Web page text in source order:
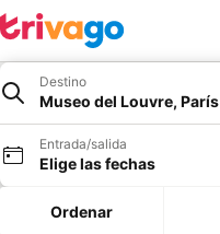
Destino
Museo del Louvre, París
Entrada/salida
Elige las fechas
Ordenar